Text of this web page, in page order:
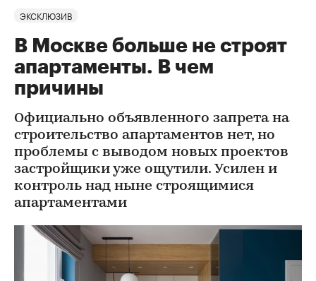
ЭКСКЛЮЗИВ
В Москве больше не строят
апартаменты. В чем
причины
Официально объявленного запрета на
строительство апартаментов нет, но
проблемы с выводом новых проектов
застройщики уже ощутили. Усилен и
контроль над ныне строящимися
апартаментами